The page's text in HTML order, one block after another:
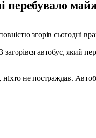
згорів сьогодні
автобус, який
не постраждав.